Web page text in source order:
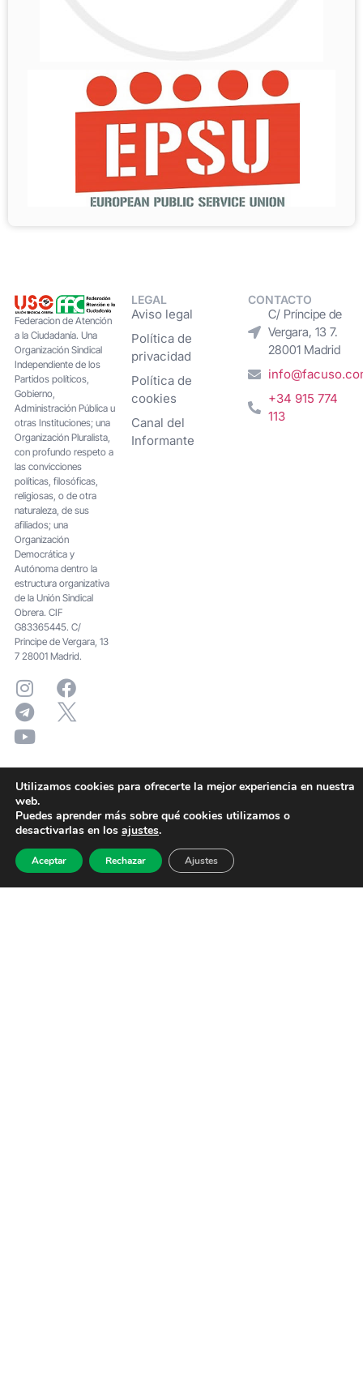
Federacion de Atención
a la Ciudadanía. Una
Organización Sindical
Independiente de los
Partidos políticos,
Gobierno,
Administración Pública u
otras Instituciones; una
Organización Pluralista,
con profundo respeto a
las convicciones
políticas, filosóficas,
religiosas, o de otra
naturaleza, de sus
afiliados; una
Organización
Democrática y
Autónoma dentro la
estructura organizativa
de la Unión Sindical
Obrera. CIF
G83365445. C/
Principe de Vergara, 13
7 28001 Madrid.
LEGAL
Aviso legal
Política de
privacidad
Política de
cookies
Canal del
Informante
CONTACTO
C/ Príncipe de
Vergara, 13 7.
28001 Madrid
+34 915 774
113
Utilizamos cookies para ofrecerte la mejor experiencia en nuestra
web.
Puedes aprender más sobre qué cookies utilizamos o
desactivarlas en los ajustes.
Aceptar Rechazar Ajustes